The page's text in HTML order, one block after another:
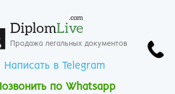
DiplomLive
.com
Продажа легальных документов
Написать в Telegram
по Whatsapp